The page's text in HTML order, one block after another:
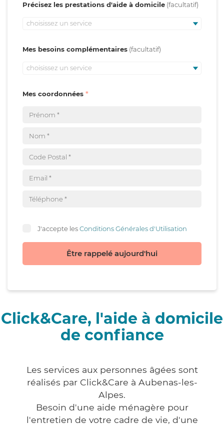
Précisez les prestations d'aide à domicile
choisissez un service
Mes besoins complémentaires
choisissez un service
Mes coordonnées
J'accepte lesConditions Générales d'Utilisation
Être rappelé aujourd'hui
Click&Care, l'aide à domicile
de confiance
Les services aux personnes âgées sont
réalisés par Click&Care à Aubenas-les-
Alpes.
Besoin d'une aide ménagère pour
l'entretien de votre cadre de vie, d'une